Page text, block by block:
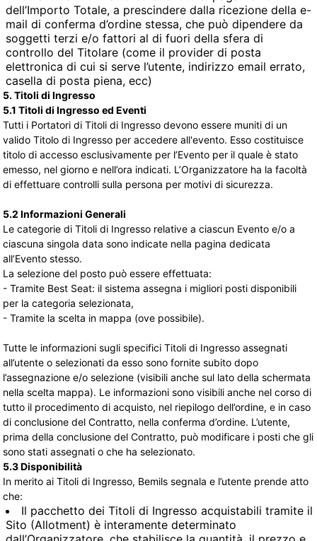
dell’Importo Totale, a prescindere dalla ricezione della e-
mail di conferma d’ordine stessa, che può dipendere da
soggetti terzi e/o fattori al di fuori della sfera di
controllo del Titolare (come il provider di posta
elettronica di cui si serve l’utente, indirizzo email errato,
casella di posta piena, ecc)
5. Titoli di Ingresso
5.1 Titoli di Ingresso ed Eventi
Tutti i Portatori di Titoli di Ingresso devono essere muniti di un
valido Titolo di Ingresso per accedere all'evento. Esso costituisce
titolo di accesso esclusivamente per l’Evento per il quale è stato
emesso, nel giorno e nell’ora indicati. L’Organizzatore ha la facoltà
di effettuare controlli sulla persona per motivi di sicurezza.
5.2 Informazioni Generali
Le categorie di Titoli di Ingresso relative a ciascun Evento e/o a
ciascuna singola data sono indicate nella pagina dedicata
all’Evento stesso.
La selezione del posto può essere effettuata:
- Tramite Best Seat: il sistema assegna i migliori posti disponibili
per la categoria selezionata,
- Tramite la scelta in mappa (ove possibile).
Tutte le informazioni sugli specifici Titoli di Ingresso assegnati
all’utente o selezionati da esso sono fornite subito dopo
l’assegnazione e/o selezione (visibili anche sul lato della schermata
nella scelta mappa). Le informazioni sono visibili anche nel corso di
tutto il procedimento di acquisto, nel riepilogo dell’ordine, e in caso
di conclusione del Contratto, nella conferma d’ordine. L’utente,
prima della conclusione del Contratto, può modificare i posti che gli
sono stati assegnati o che ha selezionato.
5.3 Disponibilità
In merito ai Titoli di Ingresso, Bemils segnala e l’utente prende atto
che:
Il pacchetto dei Titoli di Ingresso acquistabili tramite il
Sito (Allotment) è interamente determinato